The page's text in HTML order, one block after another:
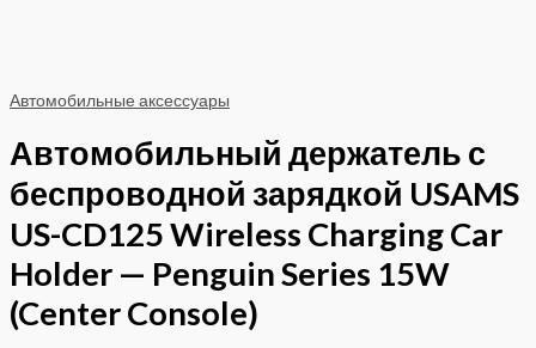
Автомобильные аксессуары
Автомобильный держатель с
беспроводной зарядкой USAMS
US-CD125 Wireless Charging Car
Holder — Penguin Series 15W
(Center Console)